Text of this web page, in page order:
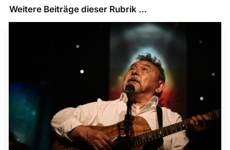
Weitere Beiträge dieser Rubrik …